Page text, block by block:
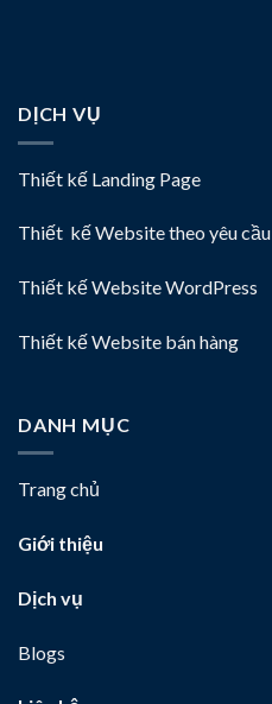
DỊCH VỤ
Thiết kế Landing Page
Thiết kế Website theo yêu cầu
Thiết kế Website WordPress
Thiết kế Website bán hàng
DANH MỤC
Trang chủ
Giới thiệu
Dịch vụ
Blogs